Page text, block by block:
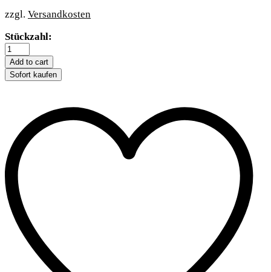
zzgl. Versandkosten
Trixie
Tick
Away
Zeckenzieher
quantity
Stückzahl:
Add to cart
Sofort kaufen